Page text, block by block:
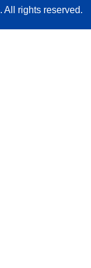
All rights reserved.